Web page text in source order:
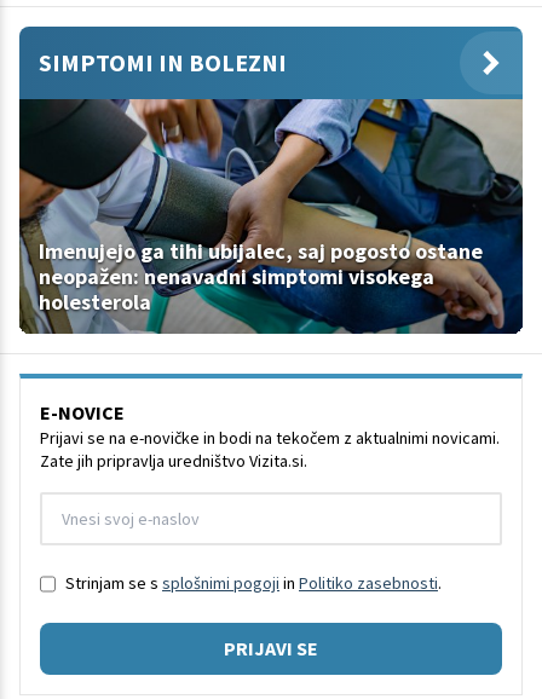
SIMPTOMI IN BOLEZNI
Imenujejo ga tihi ubijalec, saj pogosto ostane
neopažen: nenavadni simptomi visokega
holesterola
E-NOVICE
Prijavi se na e-novičke in bodi na tekočem z aktualnimi novicami.
Zate jih pripravlja uredništvo Vizita.si.
Strinjam se s splošnimi pogoji in Politiko zasebnosti.
PRIJAVI SE